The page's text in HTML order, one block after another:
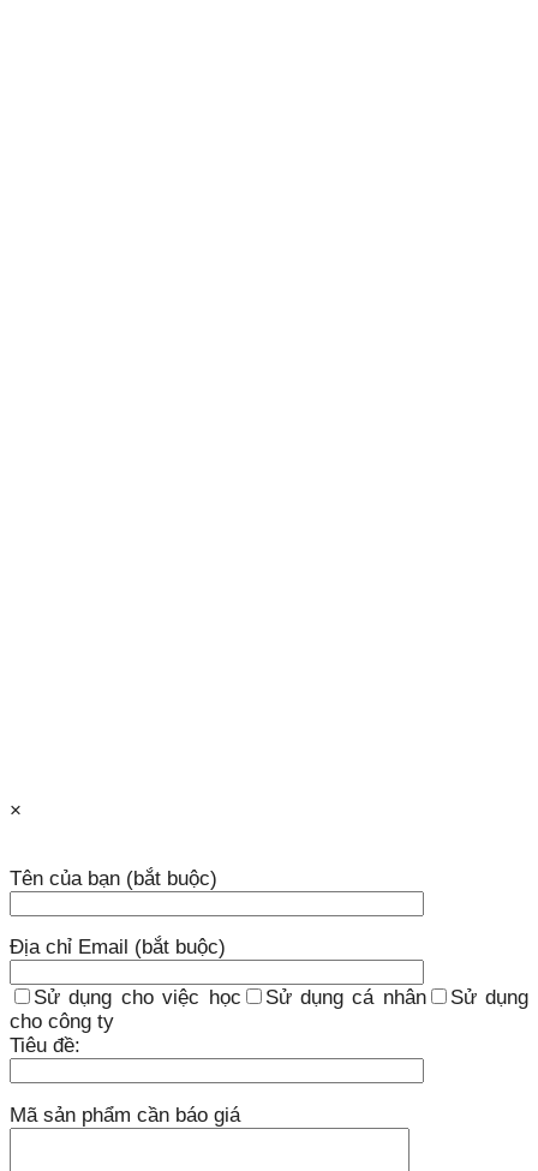
×
Tên của bạn (bắt buộc)
Địa chỉ Email (bắt buộc)
Sử dụng cho việc học Sử dụng cá nhân
Sử dụng
cho công ty
Tiêu đề:
Mã sản phẩm cần báo giá